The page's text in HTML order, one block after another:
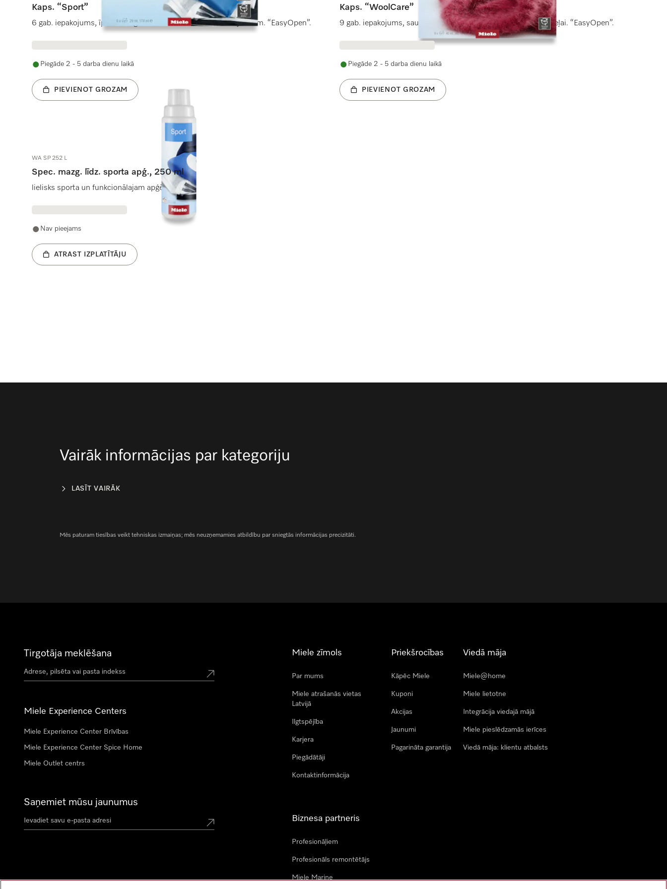
Kaps. “Sport”
6 gab. iepakojums, īpašs mazgāš. līdz. sintētiskiem izstrādājumiem. “EasyOpen”.
Piegāde 2 - 5 darba dienu laikā
PIEVIENOT GROZAM
Kaps. “WoolCare”
9 gab. iepakojums, saudzējošs mazg. līdzeklis vilnai un smalkveļai. “EasyOpen”.
Piegāde 2 - 5 darba dienu laikā
PIEVIENOT GROZAM
WA SP 252 L
Spec. mazg. līdz. sporta apģ., 250 ml
lielisks sporta un funkcionālajam apģērbam.
Nav pieejams
ATRAST IZPLATĪTĀJU
Vairāk informācijas par kategoriju
LASĪT VAIRĀK
Mēs paturam tiesības veikt tehniskas izmaiņas; mēs neuzņemamies atbildību par sniegtās informācijas precizitāti.
Tirgotāja meklēšana
Miele Experience Centers
Miele Experience Center Brīvības
Miele Experience Center Spice Home
Miele Outlet centrs
Saņemiet mūsu jaunumus
Miele zīmols
Par mums
Miele atrašanās vietas
Latvijā
Ilgtspējība
Karjera
Piegādātāji
Kontaktinformācija
Priekšrocības
Kāpēc Miele
Kuponi
Akcijas
Jaunumi
Pagarināta garantija
Viedā māja
Miele@home
Miele lietotne
Integrācija viedajā mājā
Miele pieslēdzamās ierīces
Viedā māja: klientu atbalsts
Biznesa partneris
Profesionāļiem
Profesionāls remontētājs
Miele Marine